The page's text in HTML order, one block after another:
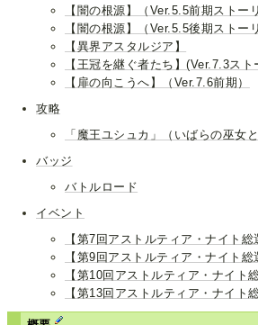
【闇の根源】（Ver.5.5前期ストー
【闇の根源】（Ver.5.5後期ストー
【異界アスタルジア】
【王冠を継ぐ者たち】(Ver.7.3スト
【扉の向こうへ】（Ver.7.6前期）
攻略
「魔王ユシュカ」（いばらの巫女
バッジ
バトルロード
イベント
【第7回アストルティア・ナイト総
【第9回アストルティア・ナイト総
【第10回アストルティア・ナイト
【第13回アストルティア・ナイト